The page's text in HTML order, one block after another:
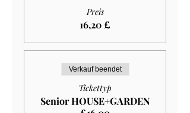
Preis
16,20 £
Verkauf beendet
Tickettyp
Senior HOUSE+GARDEN